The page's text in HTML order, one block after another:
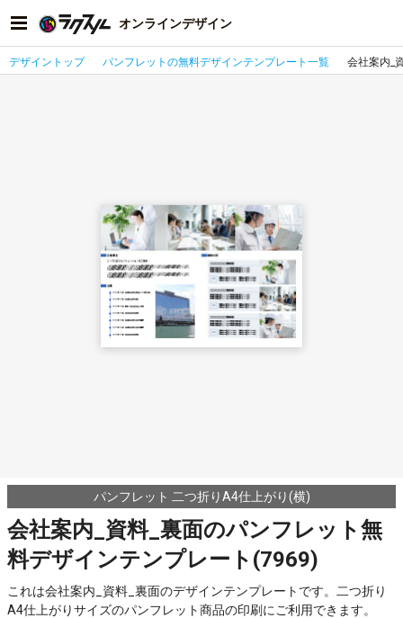
オンラインデザイン
デザイントップ パンフレットの無料デザインテンプレート一覧 会社案内_
パンフレット 二つ折りA4仕上がり(横)
会社案内_資料_裏面のパンフレット無
料デザインテンプレート(7969)
これは会社案内_資料_裏面のデザインテンプレートです。二つ折り
A4仕上がりサイズのパンフレット商品の印刷にご利用できます。